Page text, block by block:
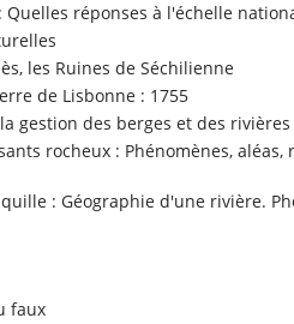
réponses à l'échelle
les Ruines de Séchilienne
de Lisbonne : 1755
gestion des berges et des rivières
rocheux : Phénomènes,
: Géographie d'une rivière.
faux